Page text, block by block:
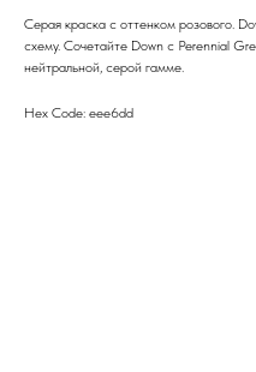
Серая краска с оттенком розового.
схему. Сочетайте Down с Perennial
нейтральной, серой гамме.
Hex Code: eee6dd